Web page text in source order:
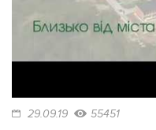
29.09.19 55451